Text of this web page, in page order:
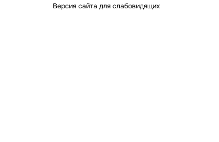
Версия сайта для слабовидящих